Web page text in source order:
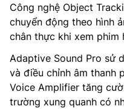
Công nghệ Object
chuyển động theo hình
chân thực khi xem phim
Adaptive Sound Pro sử
và điều chỉnh âm thanh
Voice Amplifier tăng
trường xung quanh có